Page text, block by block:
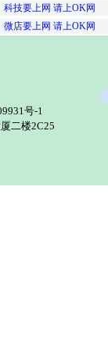
科技要上网 请上OK网
微店要上网 请上OK网
号-1
二楼2C25